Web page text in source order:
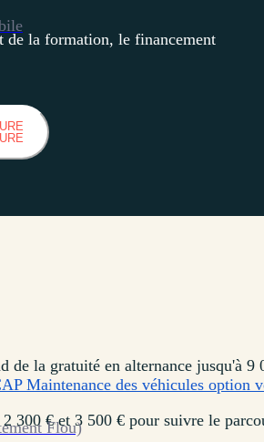
Flou)
la formation, le financement
de la gratuité en alternance jusqu'à
Maintenance des véhicules option
300 € et 3 500 € pour suivre le